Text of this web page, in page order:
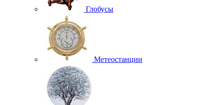
Глобусы
Метеостанции